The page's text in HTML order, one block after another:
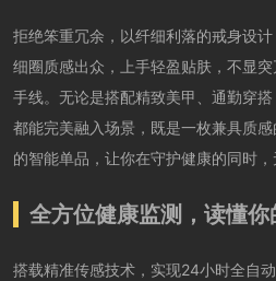
拒绝笨重冗余，以纤细利落的戒身设
细圈质感出众，上手轻盈贴肤，不显
手线。无论是搭配精致美甲、通勤穿
都能完美融入场景，既是一枚兼具质
的智能单品，让你在守护健康的同时，
全方位健康监测，读懂
搭载精准传感技术，实现24小时全自